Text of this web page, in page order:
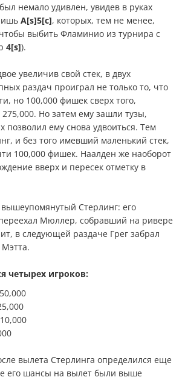
немало удивлен, увидев в руках
А[s]5[c], которых, тем не менее,
выбить Фламинио из турнира с
4[s]).
увеличив свой стек, в двух
раздач проиграл не только то, что
но 100,000 фишек сверх того,
275,000. Но затем ему зашли тузы,
позволил ему снова удвоиться. Тем
и без того имевший маленький стек,
100,000 фишек. Наалден же наоборот
вверх и пересек отметку в
Стерлинг: его
Мюллер, собравший на ривере
в следующей раздаче Грег забрал
четырех игроков:
вылета Стерлинга определился еще
его шансы на вылет были выше